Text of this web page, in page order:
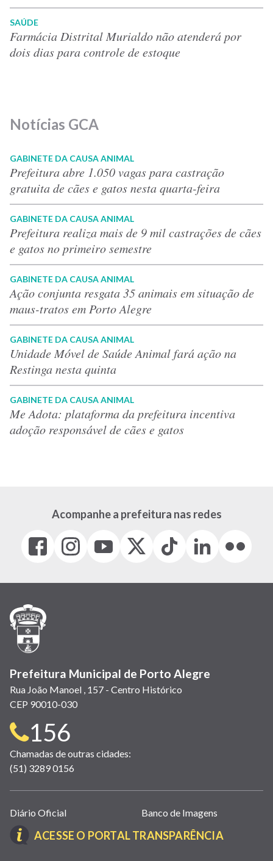
SAÚDE
Farmácia Distrital Murialdo não atenderá por
dois dias para controle de estoque
Notícias GCA
GABINETE DA CAUSA ANIMAL
Prefeitura abre 1.050 vagas para castração
gratuita de cães e gatos nesta quarta-feira
GABINETE DA CAUSA ANIMAL
Prefeitura realiza mais de 9 mil castrações de cães
e gatos no primeiro semestre
GABINETE DA CAUSA ANIMAL
Ação conjunta resgata 35 animais em situação de
maus-tratos em Porto Alegre
GABINETE DA CAUSA ANIMAL
Unidade Móvel de Saúde Animal fará ação na
Restinga nesta quinta
GABINETE DA CAUSA ANIMAL
Me Adota: plataforma da prefeitura incentiva
adoção responsável de cães e gatos
Acompanhe a prefeitura nas redes
Facebook
(link
em
janela)
Instagram
(link
em
(link
em
(Antigo
(link
Tiktok
(link
em
LinkedIn
(link
em
(link
em
Prefeitura Municipal de Porto Alegre
Rua João Manoel , 157 - Centro Histórico
CEP 90010-030
Telefone
para
contato:
156
Chamadas de outras cidades:
(51) 3289 0156
Links
úteis
(abrem
Diário Oficial Banco de Imagens
ACESSE O PORTAL TRANSPARÊNCIA(LINK